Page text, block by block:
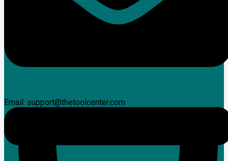
Email: support@thetoolcenter.com